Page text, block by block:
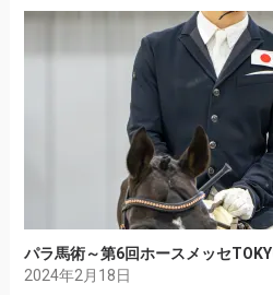
パラ馬術～第6回ホースメッセ
2024年2月18日